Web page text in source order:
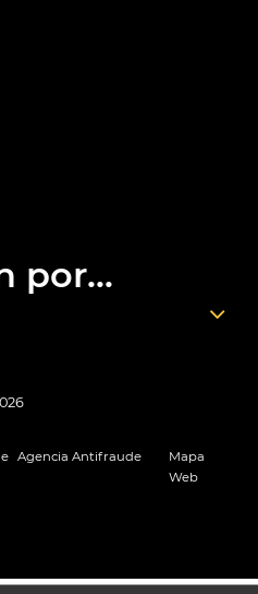
por...
Agencia Antifraude
Mapa
Web